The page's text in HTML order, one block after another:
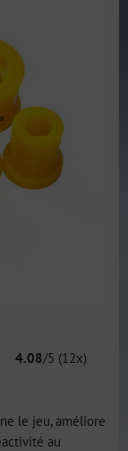
4.08/5 (12x)
le jeu, améliore
au